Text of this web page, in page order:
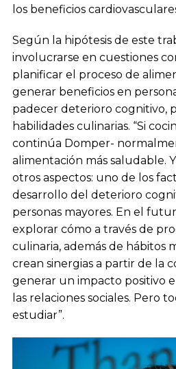
los beneficios
Según la hipótesis de este
involucrarse en cuestiones
planificar el proceso de
generar beneficios en
padecer deterioro cognitivo,
habilidades culinarias. “Si
continúa Domper-
alimentación más saludable.
otros aspectos: uno de los
desarrollo del deterioro
personas mayores. En el
explorar cómo a través de
culinaria, además de hábitos
crean sinergias a partir de la
generar un impacto positivo
las relaciones sociales. Pero
estudiar”.